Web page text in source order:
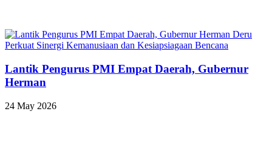
Lantik Pengurus PMI Empat Daerah, Gubernur
Herman
24 May 2026